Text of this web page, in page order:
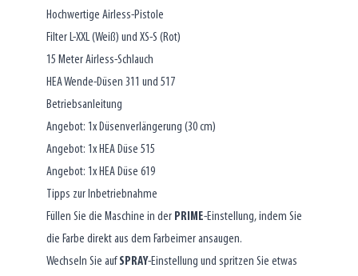
Hochwertige Airless-Pistole
Filter L-XXL (Weiß) und XS-S (Rot)
15 Meter Airless-Schlauch
HEA Wende-Düsen 311 und 517
Betriebsanleitung
Angebot: 1x Düsenverlängerung (30 cm)
Angebot: 1x HEA Düse 515
Angebot: 1x HEA Düse 619
Tipps zur Inbetriebnahme
Füllen Sie die Maschine in der PRIME-Einstellung, indem Sie
die Farbe direkt aus dem Farbeimer ansaugen.
Wechseln Sie aufSPRAY-Einstellung und spritzen Sie etwas